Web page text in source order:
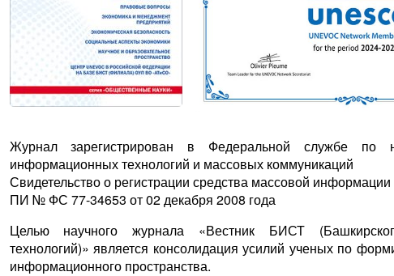
Журнал зарегистрирован в Федеральной службе по
информационных технологий и массовых коммуникаций
Свидетельство о регистрации средства массовой информации
ПИ № ФС 77-34653 от 02 декабря 2008 года
Целью научного журнала «Вестник БИСТ
технологий)» является консолидация усилий ученых по
информационного пространства.